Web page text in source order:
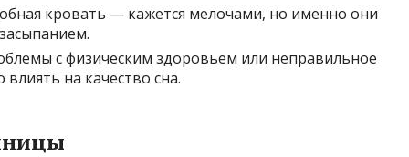
кровать — кажется мелочами, но именно они
с физическим здоровьем или неправильное
на качество сна.